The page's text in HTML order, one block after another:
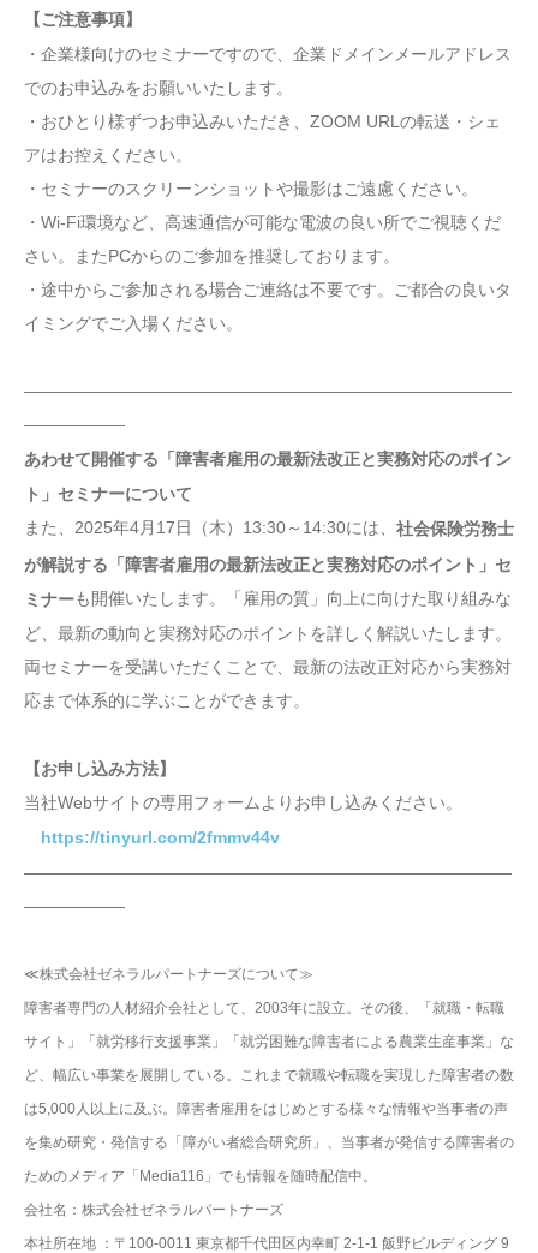
【ご注意事項】
・企業様向けのセミナーですので、企業ドメインメールアドレス
でのお申込みをお願いいたします。
・おひとり様ずつお申込みいただき、ZOOM URLの転送・シェ
アはお控えください。
・セミナーのスクリーンショットや撮影はご遠慮ください。
・Wi-Fi環境など、高速通信が可能な電波の良い所でご視聴くだ
さい。またPCからのご参加を推奨しております。
・途中からご参加される場合ご連絡は不要です。ご都合の良いタ
イミングでご入場ください。
—————————————————————————————
——————
あわせて開催する「障害者雇用の最新法改正と実務対応のポイン
ト」セミナーについて
また、2025年4月17日（木）13:30～14:30には、 社会保険労務士
が解説する「障害者雇用の最新法改正と実務対応のポイント」セ
ミナーも開催いたします。「雇用の質」向上に向けた取り組みな
ど、最新の動向と実務対応のポイントを詳しく解説いたします。
両セミナーを受講いただくことで、最新の法改正対応から実務対
応まで体系的に学ぶことができます。
【お申し込み方法】
当社Webサイトの専用フォームよりお申し込みください。
https://tinyurl.com/2fmmv44v
—————————————————————————————
——————
≪株式会社ゼネラルパートナーズについて≫
障害者専門の人材紹介会社として、2003年に設立。その後、「就職・転職
サイト」「就労移行支援事業」「就労困難な障害者による農業生産事業」な
ど、幅広い事業を展開している。これまで就職や転職を実現した障害者の数
は5,000人以上に及ぶ。障害者雇用をはじめとする様々な情報や当事者の声
を集め研究・発信する「障がい者総合研究所」、当事者が発信する障害者の
ためのメディア「Media116」でも情報を随時配信中。
会社名：株式会社ゼネラルパートナーズ
本社所在地 ：〒100-0011 東京都千代田区内幸町 2-1-1 飯野ビルディング 9